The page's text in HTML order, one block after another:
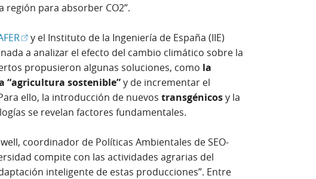
región para absorber CO2”.
(Abrir en ventana nueva)
y el Instituto de la Ingeniería de España (IIE)
a analizar el efecto del cambio climático sobre la
propusieron algunas soluciones, como la
“agricultura sostenible”y de incrementar el
ello, la introducción de nuevos transgénicosy la
se revelan factores fundamentales.
coordinador de Políticas Ambientales de SEO-
compite con las actividades agrarias del
inteligente de estas producciones”. Entre